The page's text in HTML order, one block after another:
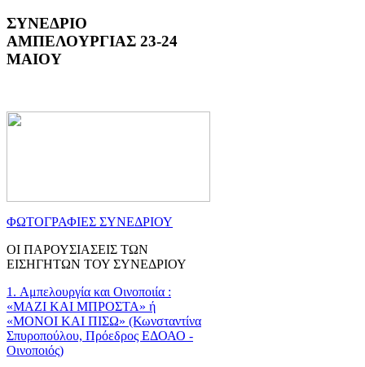
ΣΥΝΕΔΡΙΟ
ΑΜΠΕΛΟΥΡΓΙΑΣ 23-24
ΜΑΙΟΥ
ΦΩΤΟΓΡΑΦΙΕΣ ΣΥΝΕΔΡΙΟΥ
ΟΙ ΠΑΡΟΥΣΙΑΣΕΙΣ ΤΩΝ
ΕΙΣΗΓΗΤΩΝ ΤΟΥ ΣΥΝΕΔΡΙΟΥ
1. Αμπελουργία και Οινοποιία :
«ΜΑΖΙ ΚΑΙ ΜΠΡΟΣΤΑ» ή
«ΜΟΝΟΙ ΚΑΙ ΠΙΣΩ» (Κωνσταντίνα
Σπυροπούλου, Πρόεδρος ΕΔΟΑΟ -
Οινοποιός)